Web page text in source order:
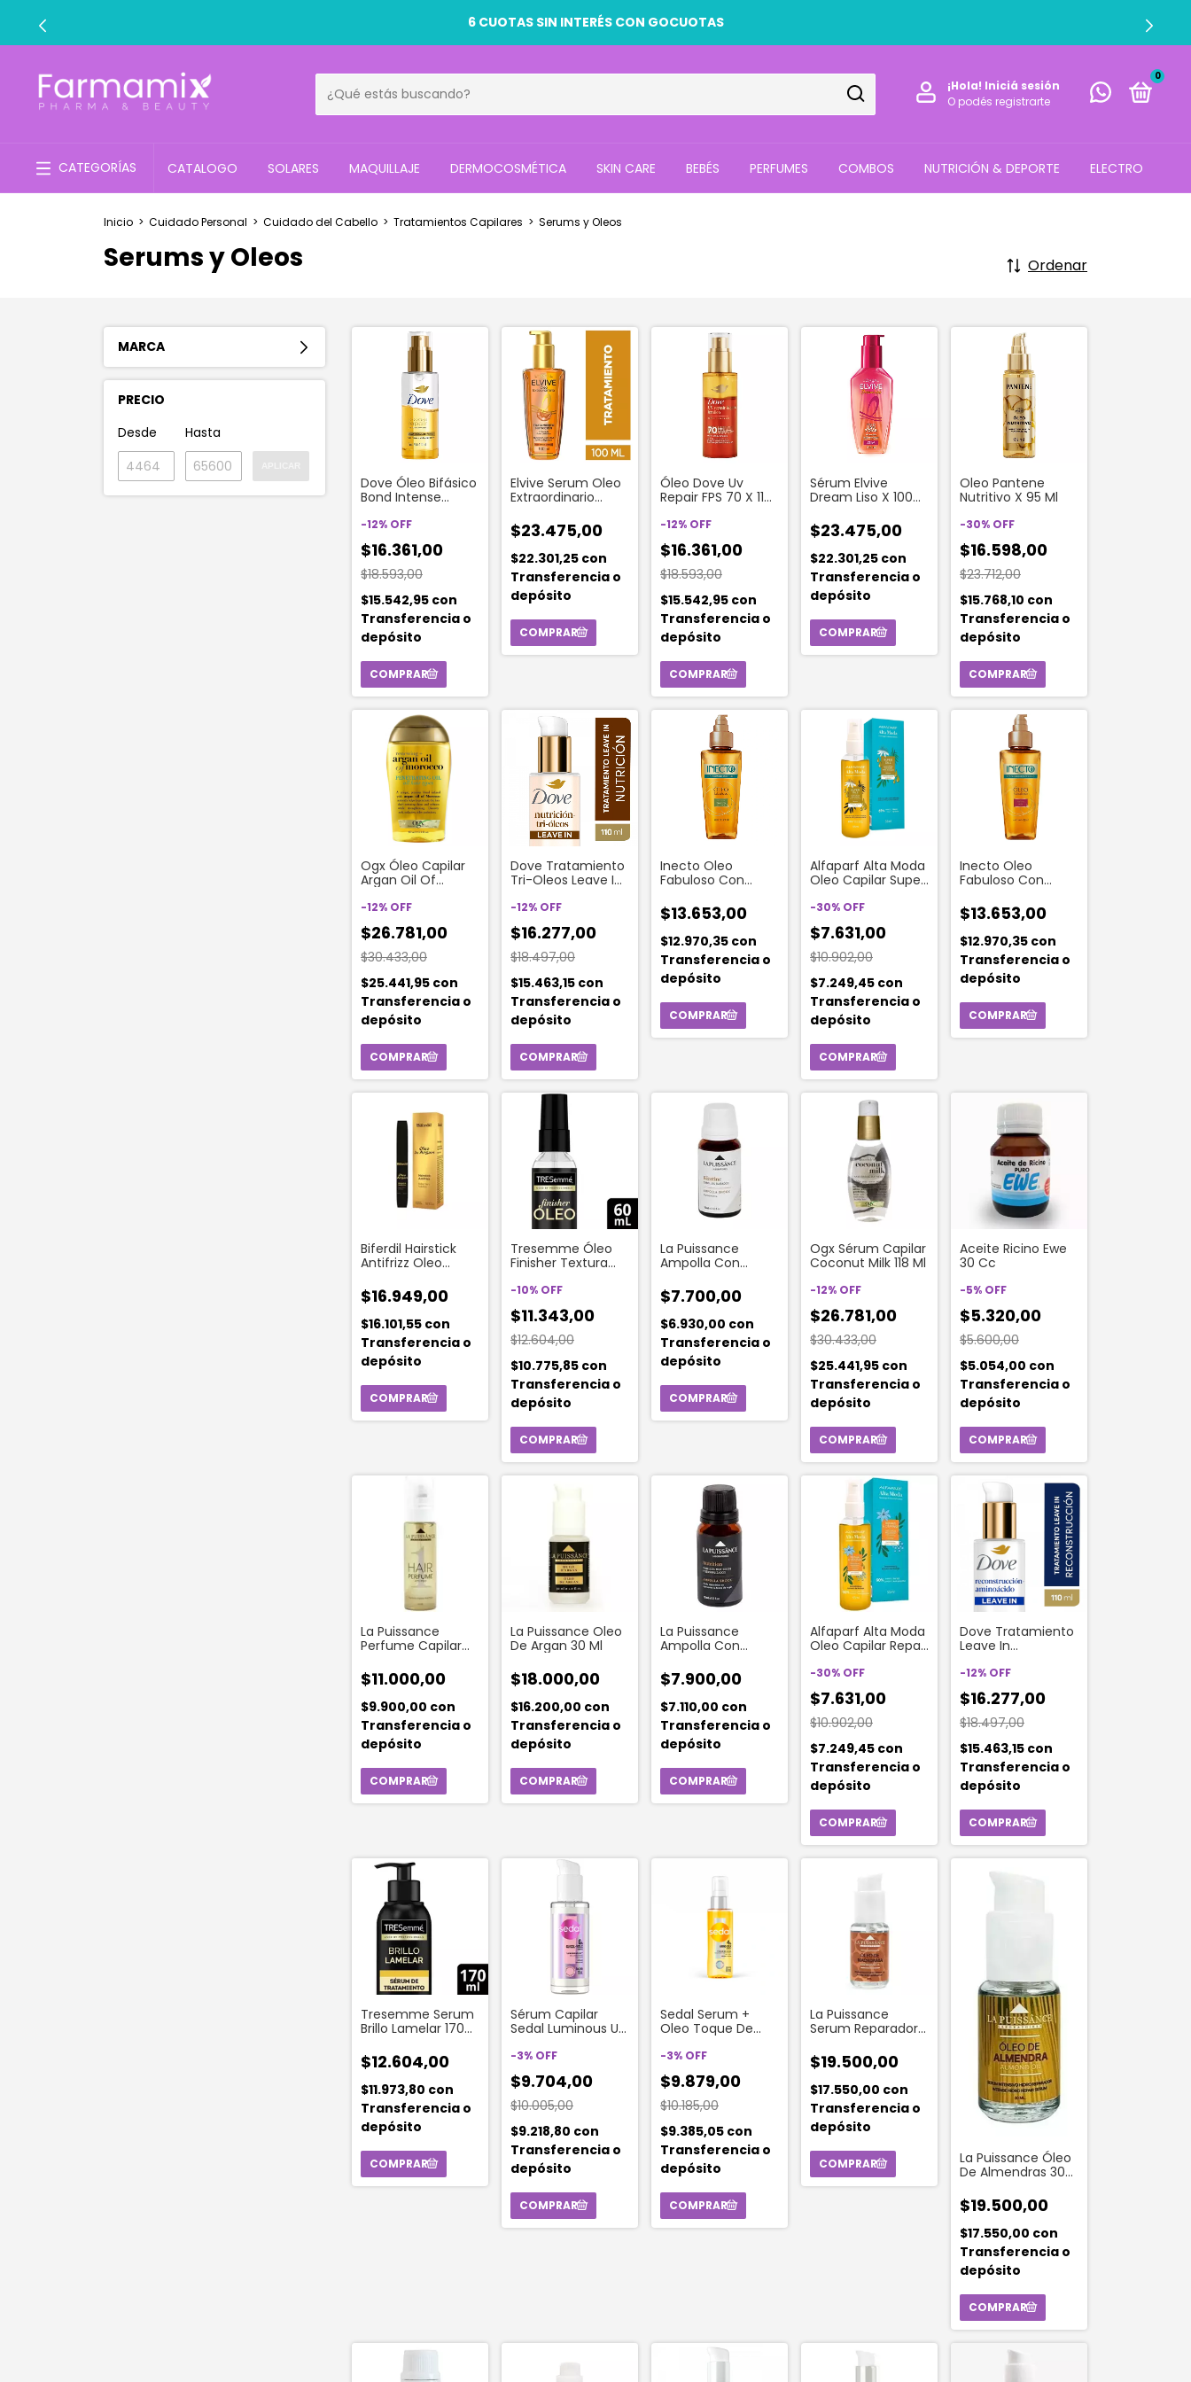
6 CUOTAS SIN INTERÉS CON GOCUOTAS
¡Hola! Iniciá sesión
O podés registrarte
0
CATEGORÍAS CATALOGO SOLARES MAQUILLAJE DERMOCOSMÉTICA SKIN CARE BEBÉS PERFUMES COMBOS NUTRICIÓN & DEPORTE ELECTRO
Inicio > Cuidado Personal > Cuidado del Cabello > Tratamientos Capilares > Serums y Oleos
Serums y Oleos Ordenar
MARCA
PRECIO
Desde
Hasta
Dove Óleo Bifásico
Bond Intense
-12% OFF
$16.361,00
$18.593,00
$15.542,95 con
Transferencia o
depósito
Elvive Serum Oleo
Extraordinario
$23.475,00
$22.301,25 con
Transferencia o
depósito
Óleo Dove Uv
Repair FPS 70 X 110
-12% OFF
$16.361,00
$18.593,00
$15.542,95 con
Transferencia o
depósito
Sérum Elvive
Dream Liso X 100
$23.475,00
$22.301,25 con
Transferencia o
depósito
Oleo Pantene
Nutritivo X 95 Ml
-30% OFF
$16.598,00
$23.712,00
$15.768,10 con
Transferencia o
depósito
Ogx Óleo Capilar
Argan Oil Of
-12% OFF
$26.781,00
$30.433,00
$25.441,95 con
Transferencia o
depósito
Dove Tratamiento
Tri-Oleos Leave In
-12% OFF
$16.277,00
$18.497,00
$15.463,15 con
Transferencia o
depósito
Inecto Oleo
Fabuloso Con
Macadamia
Africana 95 Ml
$13.653,00
$12.970,35 con
Transferencia o
depósito
Alfaparf Alta Moda
Oleo Capilar Super
-30% OFF
$7.631,00
$10.902,00
$7.249,45 con
Transferencia o
depósito
Inecto Oleo
Fabuloso Con
Ml
$13.653,00
$12.970,35 con
Transferencia o
depósito
Biferdil Hairstick
Antifrizz Oleo
$16.949,00
$16.101,55 con
Transferencia o
depósito
Tresemme Óleo
Finisher Textura
-10% OFF
$11.343,00
$12.604,00
$10.775,85 con
Transferencia o
depósito
La Puissance
Ampolla Con
Shock Kératine
Tamaño 15 Ml
$7.700,00
$6.930,00 con
Transferencia o
depósito
Ogx Sérum Capilar
Coconut Milk 118 Ml
-12% OFF
$26.781,00
$30.433,00
$25.441,95 con
Transferencia o
depósito
Aceite Ricino Ewe
30 Cc
-5% OFF
$5.320,00
$5.600,00
$5.054,00 con
Transferencia o
depósito
La Puissance
Perfume Capilar
$11.000,00
$9.900,00 con
Transferencia o
depósito
La Puissance Oleo
De Argan 30 Ml
$18.000,00
$16.200,00 con
Transferencia o
depósito
La Puissance
Ampolla Con
Ácido Hialurónico
Shock Nutrition X 15
Ml
$7.900,00
$7.110,00 con
Transferencia o
depósito
Alfaparf Alta Moda
Oleo Capilar Repair
-30% OFF
$7.631,00
$10.902,00
$7.249,45 con
Transferencia o
depósito
Dove Tratamiento
Leave In
Aminoacido x 110ml
-12% OFF
$16.277,00
$18.497,00
$15.463,15 con
Transferencia o
depósito
Tresemme Serum
Brillo Lamelar 170
$12.604,00
$11.973,80 con
Transferencia o
depósito
Sérum Capilar
Sedal Luminous Uv
-3% OFF
$9.704,00
$10.005,00
$9.218,80 con
Transferencia o
depósito
Sedal Serum +
Oleo Toque De
-3% OFF
$9.879,00
$10.185,00
$9.385,05 con
Transferencia o
depósito
La Puissance
Serum Reparador
Macadamia 30 Ml
$19.500,00
$17.550,00 con
Transferencia o
depósito
La Puissance Óleo
De Almendras 30
$19.500,00
$17.550,00 con
Transferencia o
depósito